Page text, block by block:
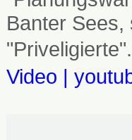
Banter
Video |